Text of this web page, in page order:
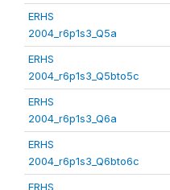
ERHS
2004_r6p1s3_Q5a
ERHS
2004_r6p1s3_Q5bto5c
ERHS
2004_r6p1s3_Q6a
ERHS
2004_r6p1s3_Q6bto6c
ERHS